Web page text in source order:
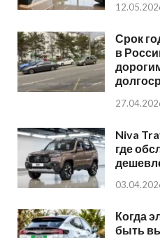
Срок
в
Niva
где
Когда
быть